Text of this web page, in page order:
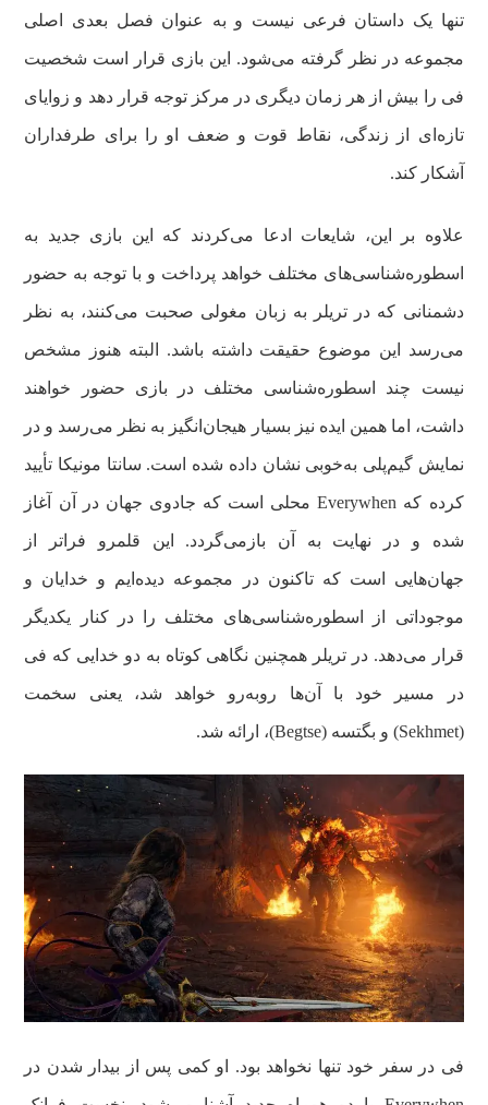
تنها یک داستان فرعی نیست و به‌ عنوان فصل بعدی اصلی
مجموعه در نظر گرفته می‌شود. این بازی قرار است شخصیت
فی را بیش از هر زمان دیگری در مرکز توجه قرار دهد و زوایای
تازه‌ای از زندگی، نقاط قوت و ضعف او را برای طرفداران
آشکار کند.
علاوه بر این، شایعات ادعا می‌کردند که این بازی جدید به
اسطوره‌شناسی‌های مختلف خواهد پرداخت و با توجه به حضور
دشمنانی که در تریلر به زبان مغولی صحبت می‌کنند، به نظر
می‌رسد این موضوع حقیقت داشته باشد. البته هنوز مشخص
نیست چند اسطوره‌شناسی مختلف در بازی حضور خواهند
داشت، اما همین ایده نیز بسیار هیجان‌انگیز به نظر می‌رسد و در
نمایش گیم‌پلی به‌خوبی نشان داده شده است. سانتا مونیکا تأیید
کرده که Everywhen محلی است که جادوی جهان در آن آغاز
شده و در نهایت به آن بازمی‌گردد. این قلمرو فراتر از
جهان‌هایی است که تاکنون در مجموعه دیده‌ایم و خدایان و
موجوداتی از اسطوره‌شناسی‌های مختلف را در کنار یکدیگر
قرار می‌دهد. در تریلر همچنین نگاهی کوتاه به دو خدایی که فی
در مسیر خود با آن‌ها روبه‌رو خواهد شد، یعنی سخمت
(Sekhmet) و بگتسه (Begtse)، ارائه شد.
فی در سفر خود تنها نخواهد بود. او کمی پس از بیدار شدن در